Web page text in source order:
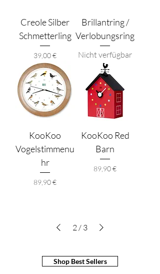
Creole Silber
Schmetterling
Preis
39,00 €
Brillantring /
Verlobungsring
Nicht verfügbar
KooKoo
Vogelstimmenu
hr
Preis
89,90 €
KooKoo Red
Barn
Preis
89,90 €
2 / 3
Shop Best Sellers